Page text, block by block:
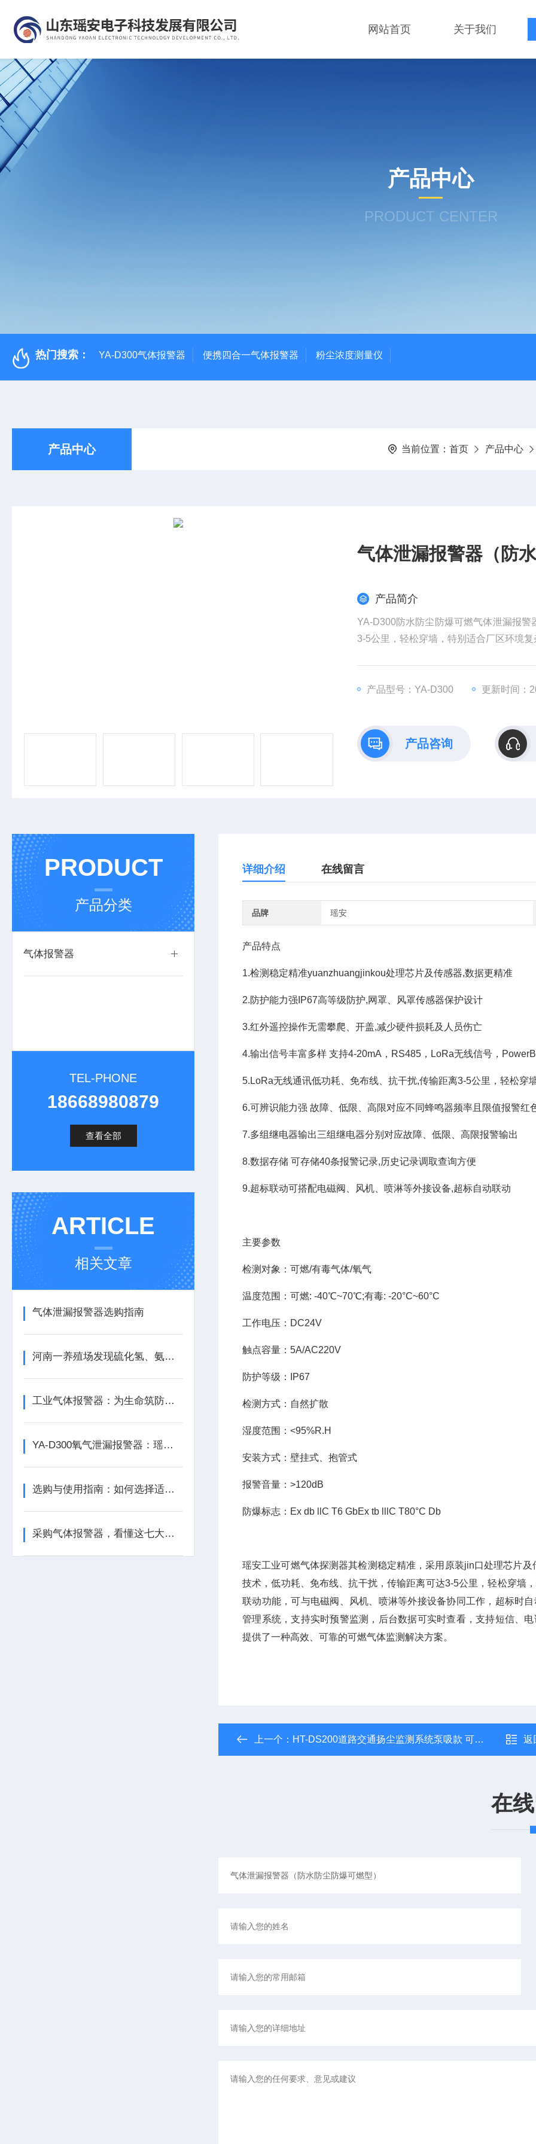
网站首页 关于我们
产品中心
PRODUCT CENTER
热门搜索： YA-D300气体报警器 便携四合一气体报警器 粉尘浓度测量仪
产品中心 当前位置： 首页 产品中心
气体泄漏报警器（防
产品简介
YA-D300防水防尘防爆可燃气体泄漏报
3-5公里，轻松穿墙，特别适合厂区环境复
产品型号：YA-D300 更新时间：
产品咨询
PRODUCT
产品分类
气体报警器
TEL-PHONE
18668980879
查看全部
ARTICLE
相关文章
气体泄漏报警器选购指南
河南一养殖场发现硫化氢、氨气等有毒气体含量超标
工业气体报警器：为生命筑防线，为生产保安全
YA-D300氧气泄漏报警器：瑶安电子筑牢泄漏防护的工业安全防线
选购与使用指南：如何选择适合的气体泄漏报警器？
采购气体报警器，看懂这七大参数比价格更重要
详细介绍 在线留言
品牌 瑶安
产品特点
1.检测稳定精准yuanzhuangjinkou处理芯片及传感器,数据更精准
2.防护能力强IP67高等级防护,网罩、风罩传感器保护设计
3.红外遥控操作无需攀爬、开盖,减少硬件损耗及人员伤亡
4.输出信号丰富多样 支持4-20mA，RS485，LoRa无线信号，
5.LoRa无线通讯低功耗、免布线、抗干扰,传输距离3-5公里，轻松穿
6.可辨识能力强 故障、低限、高限对应不同蜂鸣器频率且限值报警红
7.多组继电器输出三组继电器分别对应故障、低限、高限报警输出
8.数据存储 可存储40条报警记录,历史记录调取查询方便
9.超标联动可搭配电磁阀、风机、喷淋等外接设备,超标自动联动
主要参数
检测对象：可燃/有毒气体/氧气
温度范围：可燃: -40℃~70℃;有毒: -20°C~60°C
工作电压：DC24V
触点容量：5A/AC220V
防护等级：IP67
检测方式：自然扩散
湿度范围：<95%R.H
安装方式：壁挂式、抱管式
报警音量：>120dB
防爆标志：Ex db llC T6 GbEx tb lllC T80°C Db
瑶安工业可燃气体探测器其检测稳定精准，采用原装jin口处理芯片
技术，低功耗、免布线、抗干扰，传输距离可达3-5公里，轻松穿墙
联动功能，可与电磁阀、风机、喷淋等外接设备协同工作，超标时
管理系统，支持实时预警监测，后台数据可实时查看，支持短信、
提供了一种高效、可靠的可燃气体监测解决方案。
上一个： HT-DS200道路交通扬尘监测系统泵吸款 可抗台风 返
在